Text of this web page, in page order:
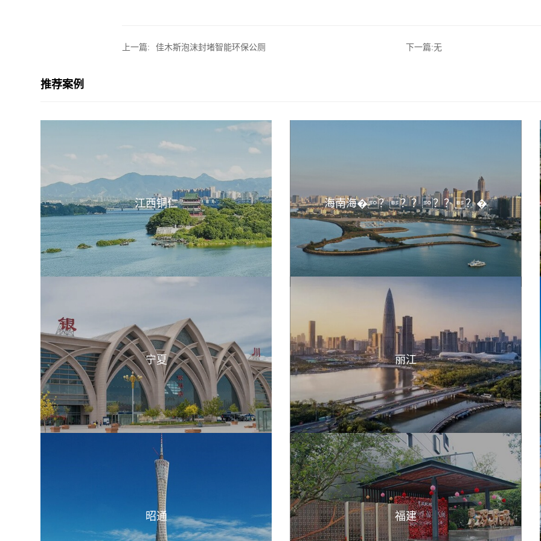
上一篇: 佳木斯泡沫封堵智能环保公厕 下一篇:无
推荐案例
江西铜仁 海南海�？？？？？？�
宁夏 丽江
昭通 福建